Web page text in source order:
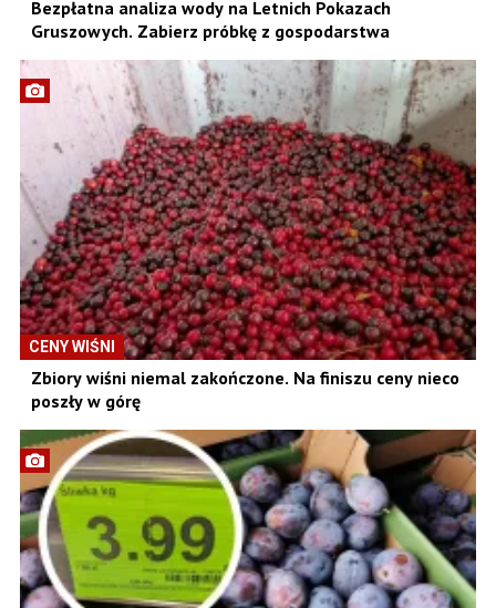
Bezpłatna analiza wody na Letnich Pokazach
Gruszowych. Zabierz próbkę z gospodarstwa
CENY WIŚNI
Zbiory wiśni niemal zakończone. Na finiszu ceny nieco
poszły w górę